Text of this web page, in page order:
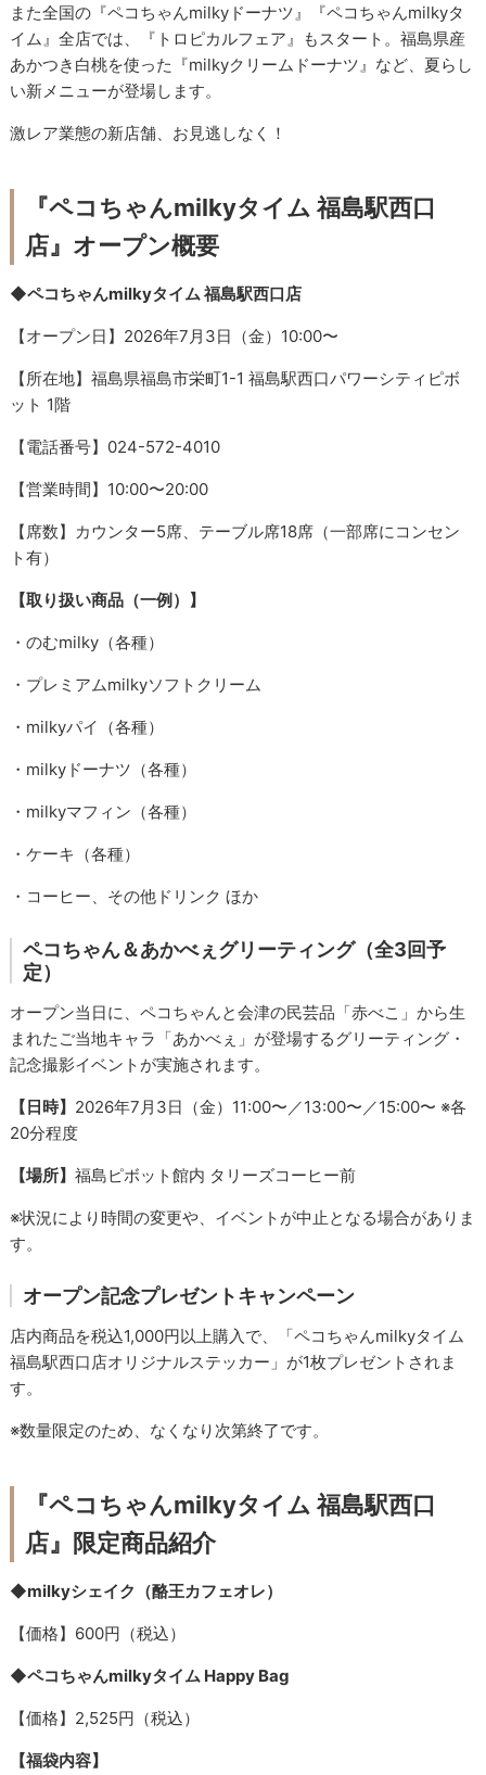
また全国の『ペコちゃんmilkyドーナツ』『ペコちゃんmilkyタ
イム』全店では、『トロピカルフェア』もスタート。福島県産
あかつき白桃を使った『milkyクリームドーナツ』など、夏らし
い新メニューが登場します。
激レア業態の新店舗、お見逃しなく！
『ペコちゃんmilkyタイム 福島駅西口
店』オープン概要
◆ペコちゃんmilkyタイム 福島駅西口店
【オープン日】2026年7月3日（金）10:00〜
【所在地】福島県福島市栄町1-1 福島駅西口パワーシティピボ
ット 1階
【電話番号】024-572-4010
【営業時間】10:00〜20:00
【席数】カウンター5席、テーブル席18席（一部席にコンセン
ト有）
【取り扱い商品（一例）】
・のむmilky（各種）
・プレミアムmilkyソフトクリーム
・milkyパイ（各種）
・milkyドーナツ（各種）
・milkyマフィン（各種）
・ケーキ（各種）
・コーヒー、その他ドリンク ほか
ペコちゃん＆あかべぇグリーティング（全3回予
定）
オープン当日に、ペコちゃんと会津の民芸品「赤べこ」から生
まれたご当地キャラ「あかべぇ」が登場するグリーティング・
記念撮影イベントが実施されます。
【日時】 2026年7月3日（金）11:00〜／13:00〜／15:00〜 ※各
20分程度
【場所】福島ピボット館内 タリーズコーヒー前
※状況により時間の変更や、イベントが中止となる場合がありま
す。
オープン記念プレゼントキャンペーン
店内商品を税込1,000円以上購入で、「ペコちゃんmilkyタイム
福島駅西口店オリジナルステッカー」が1枚プレゼントされま
す。
※数量限定のため、なくなり次第終了です。
『ペコちゃんmilkyタイム 福島駅西口
店』限定商品紹介
◆milkyシェイク（酪王カフェオレ）
【価格】600円（税込）
◆ペコちゃんmilkyタイム Happy Bag
【価格】2,525円（税込）
【福袋内容】